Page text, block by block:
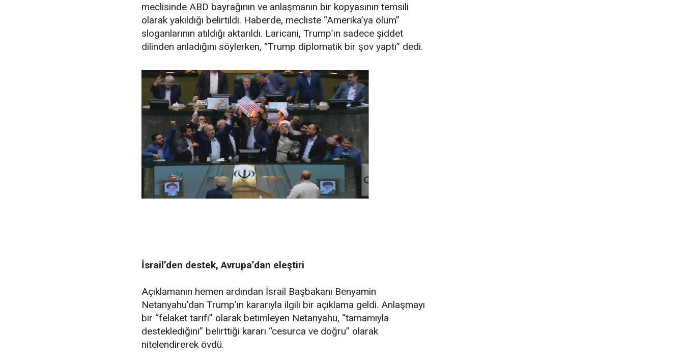
meclisinde ABD bayrağının ve anlaşmanın bir kopyasının temsili
olarak yakıldığı belirtildi. Haberde, mecliste “Amerika’ya ölüm”
sloganlarının atıldığı aktarıldı. Laricani, Trump’ın sadece şiddet
dilinden anladığını söylerken, “Trump diplomatik bir şov yaptı” dedi.
İsrail’den destek, Avrupa’dan eleştiri
Açıklamanın hemen ardından İsrail Başbakanı Benyamin
Netanyahu’dan Trump’ın kararıyla ilgili bir açıklama geldi. Anlaşmayı
bir “felaket tarifi” olarak betimleyen Netanyahu, “tamamıyla
desteklediğini” belirttiği kararı “cesurca ve doğru” olarak
nitelendirerek övdü.